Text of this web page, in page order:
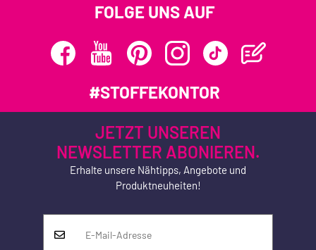
FOLGE UNS AUF
#STOFFEKONTOR
JETZT UNSEREN
NEWSLETTER ABONIEREN.
Erhalte unsere Nähtipps, Angebote und
Produktneuheiten!